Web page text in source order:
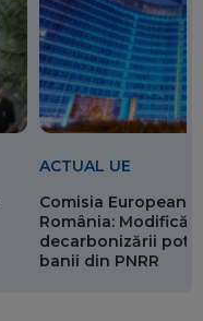
ACTUAL UE
Comisia Europeană
România:
decarbonizării pot
banii din PNRR